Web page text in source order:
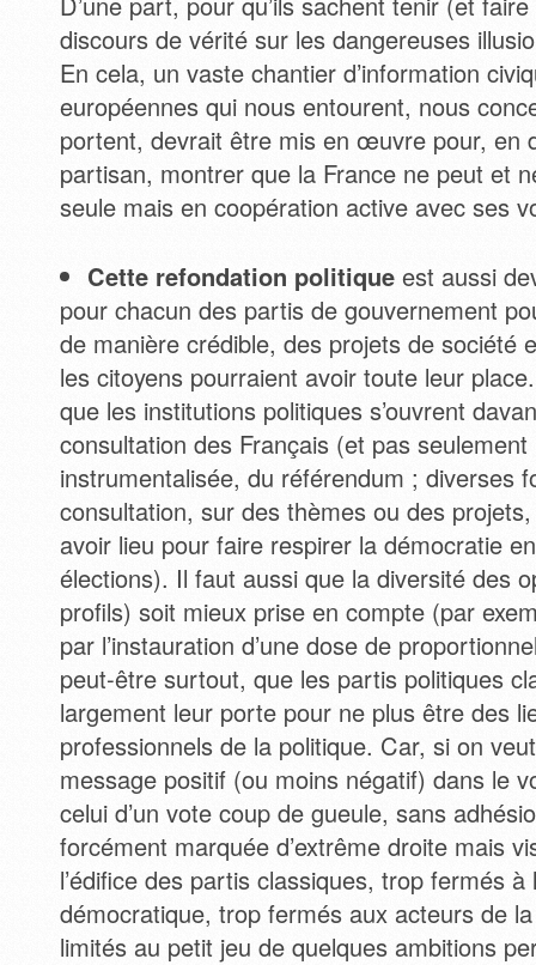
discours de vérité sur les dangereuses
En cela, un vaste chantier d’information
européennes qui nous entourent, nous
portent, devrait être mis en œuvre pour, en
partisan, montrer que la France ne peut et
seule mais en coopération active avec ses
Cette refondation politique est aussi
pour chacun des partis de gouvernement
de manière crédible, des projets de société
les citoyens pourraient avoir toute leur
que les institutions politiques s’ouvrent
consultation des Français (et pas
instrumentalisée, du référendum ; diverses
consultation, sur des thèmes ou des
avoir lieu pour faire respirer la démocratie
élections). Il faut aussi que la diversité des
profils) soit mieux prise en compte (par
par l’instauration d’une dose de
peut-être surtout, que les partis politiques
largement leur porte pour ne plus être des
professionnels de la politique. Car, si on
message positif (ou moins négatif) dans le
celui d’un vote coup de gueule, sans
forcément marquée d’extrême droite mais
l’édifice des partis classiques, trop fermés à
démocratique, trop fermés aux acteurs de
limités au petit jeu de quelques ambitions